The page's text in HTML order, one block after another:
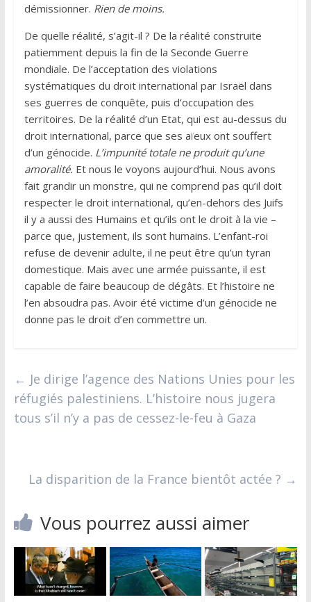
démissionner. Rien de moins.
De quelle réalité, s’agit-il ? De la réalité construite
patiemment depuis la fin de la Seconde Guerre
mondiale. De l’acceptation des violations
systématiques du droit international par Israël dans
ses guerres de conquête, puis d’occupation des
territoires. De la réalité d’un Etat, qui est au-dessus du
droit international, parce que ses aïeux ont souffert
d’un génocide. L’impunité totale ne produit qu’une
amoralité. Et nous le voyons aujourd’hui. Nous avons
fait grandir un monstre, qui ne comprend pas qu’il doit
respecter le droit international, qu’en-dehors des Juifs
il y a aussi des Humains et qu’ils ont le droit à la vie –
parce que, justement, ils sont humains. L’enfant-roi
refuse de devenir adulte, il ne peut être qu’un tyran
domestique. Mais avec une armée puissante, il est
capable de faire beaucoup de dégâts. Et l’histoire ne
l’en absoudra pas. Avoir été victime d’un génocide ne
donne pas le droit d’en commettre un.
← Je dirige l’agence des Nations Unies pour les
réfugiés palestiniens. L’histoire nous jugera
tous s’il n’y a pas de cessez-le-feu à Gaza
La disparition de la France bientôt actée ? →
Vous pourrez aussi aimer